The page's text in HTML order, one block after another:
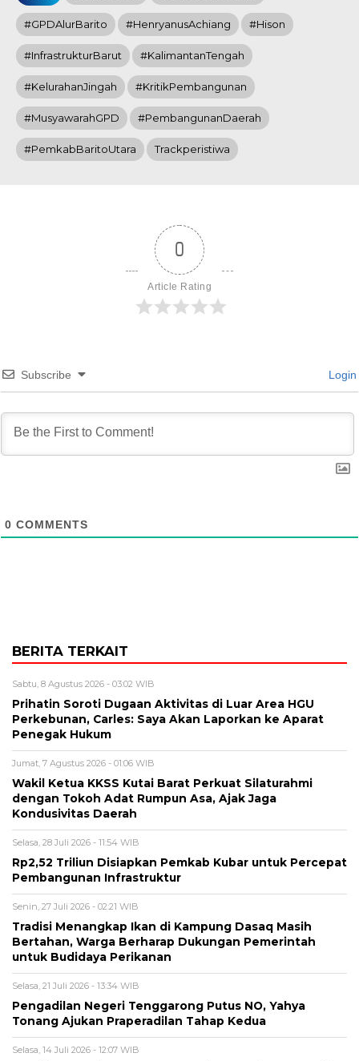
#GPDAlurBarito #HenryanusAchiang #Hison
#InfrastrukturBarut #KalimantanTengah
#KelurahanJingah #KritikPembangunan
#MusyawarahGPD #PembangunanDaerah
#PemkabBaritoUtara Trackperistiwa
0
Article Rating
Subscribe Login
0 COMMENTS
BERITA TERKAIT
Sabtu, 8 Agustus 2026 - 03:02 WIB
Prihatin Soroti Dugaan Aktivitas di Luar Area HGU
Perkebunan, Carles: Saya Akan Laporkan ke Aparat
Penegak Hukum
Jumat, 7 Agustus 2026 - 01:06 WIB
Wakil Ketua KKSS Kutai Barat Perkuat Silaturahmi
dengan Tokoh Adat Rumpun Asa, Ajak Jaga
Kondusivitas Daerah
Selasa, 28 Juli 2026 - 11:54 WIB
Rp2,52 Triliun Disiapkan Pemkab Kubar untuk Percepat
Pembangunan Infrastruktur
Senin, 27 Juli 2026 - 02:21 WIB
Tradisi Menangkap Ikan di Kampung Dasaq Masih
Bertahan, Warga Berharap Dukungan Pemerintah
untuk Budidaya Perikanan
Selasa, 21 Juli 2026 - 13:34 WIB
Pengadilan Negeri Tenggarong Putus NO, Yahya
Tonang Ajukan Praperadilan Tahap Kedua
Selasa, 14 Juli 2026 - 12:07 WIB